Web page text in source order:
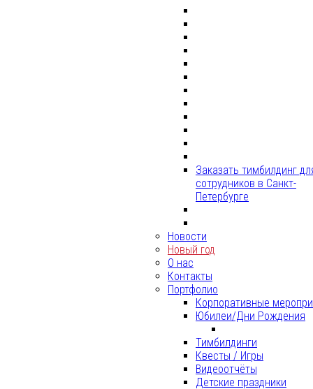
Заказать тимбилдинг
сотрудников в Санкт-
Петербурге
Новости
Новый год
О нас
Контакты
Портфолио
Корпоративные
Юбилеи/Дни Рождения
Тимбилдинги
Квесты / Игры
Видеоотчёты
Детские праздники